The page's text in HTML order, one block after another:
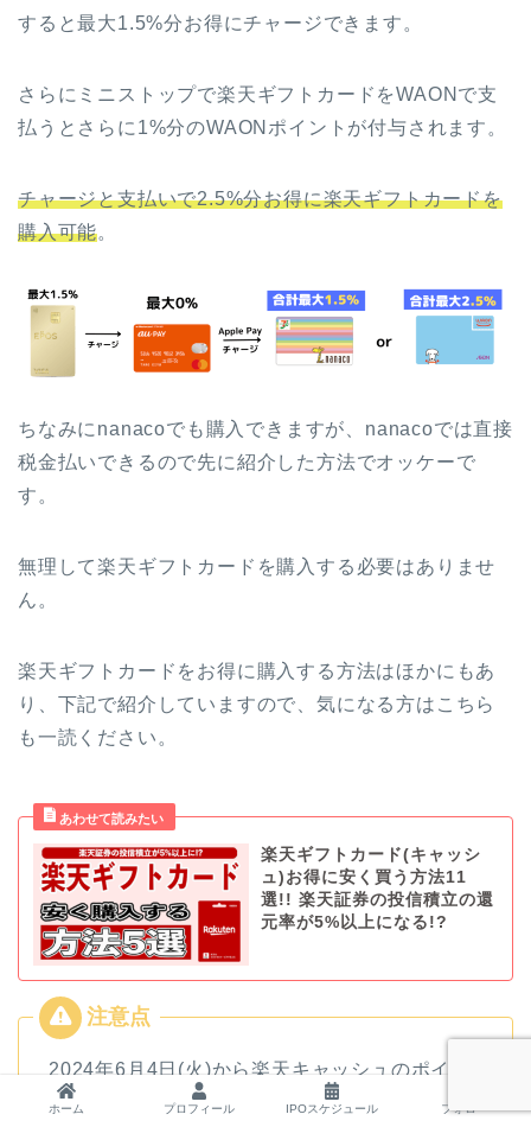
すると最大1.5%分お得にチャージできます。
さらにミニストップで楽天ギフトカードをWAONで支
払うとさらに1%分のWAONポイントが付与されます。
チャージと支払いで2.5%分お得に楽天ギフトカードを
購入可能。
ちなみにnanacoでも購入できますが、nanacoでは直接
税金払いできるので先に紹介した方法でオッケーで
す。
無理して楽天ギフトカードを購入する必要はありませ
ん。
楽天ギフトカードをお得に購入する方法はほかにもあ
り、下記で紹介していますので、気になる方はこちら
も一読ください。
楽天ギフトカード(キャッシ
ュ)お得に安く買う方法11
選!! 楽天証券の投信積立の還
元率が5%以上になる!?
2024年6月4日(火)から楽天キャッシュのポイン
ト付与ルールが変わります。
ホーム プロフィール IPOスケジュール フォロー